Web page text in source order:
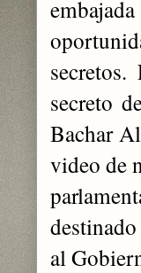
secreto
Bachar
video de
al